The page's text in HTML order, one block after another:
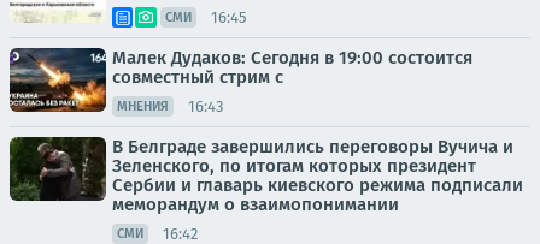
СМИ 16:45
Малек Дудаков: Сегодня в 19:00 состоится
совместный стрим с
МНЕНИЯ 16:43
В Белграде завершились переговоры Вучича и
Зеленского, по итогам которых президент
Сербии и главарь киевского режима подписали
меморандум о взаимопонимании
СМИ 16:42